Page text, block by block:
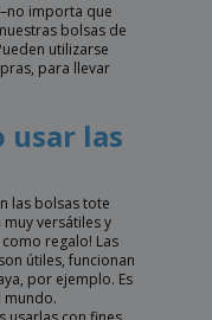
importa que
bolsas de
utilizarse
para llevar
usar las
las bolsas tote
muy versátiles y
regalo! Las
útiles, funcionan
por ejemplo. Es
mundo.